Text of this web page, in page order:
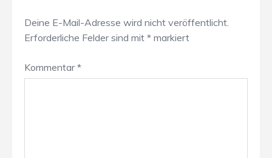
Deine E-Mail-Adresse wird nicht veröffentlicht.
Erforderliche Felder sind mit * markiert
Kommentar*